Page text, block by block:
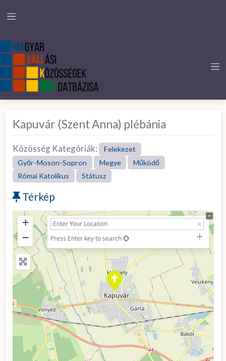
Kapuvár (Szent Anna) plébánia
Közösség Kategóriák:
Felekezet
Győr-Moson-Sopron
Megye
Működő
Római Katolikus
Státusz
Térkép
+
−
Press Enter key to search